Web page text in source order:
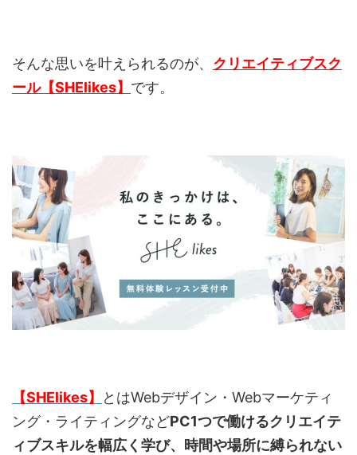
そんな思いを叶えられるのが、 クリエイティブスク
ール【SHElikes】 です。
【SHElikes】
とはWebデザイン・Webマーケティ
ング・ライティングなどPC1つで働けるクリエイテ
ィブスキルを幅広く学び、時間や場所に縛られない